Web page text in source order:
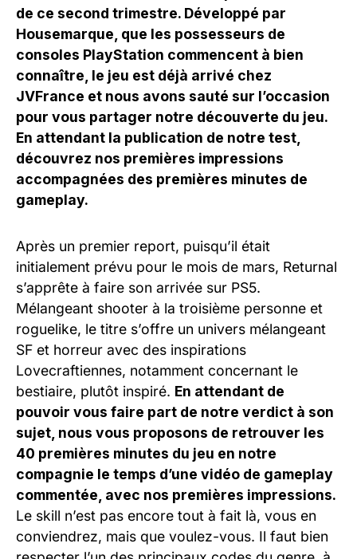
de ce second trimestre. Développé par
Housemarque, que les possesseurs de
consoles PlayStation commencent à bien
connaître, le jeu est déjà arrivé chez
JVFrance et nous avons sauté sur l’occasion
pour vous partager notre découverte du jeu.
En attendant la publication de notre test,
découvrez nos premières impressions
accompagnées des premières minutes de
gameplay.
Après un premier report, puisqu’il était
initialement prévu pour le mois de mars, Returnal
s’apprête à faire son arrivée sur PS5.
Mélangeant shooter à la troisième personne et
roguelike, le titre s’offre un univers mélangeant
SF et horreur avec des inspirations
Lovecraftiennes, notamment concernant le
bestiaire, plutôt inspiré. En attendant de
pouvoir vous faire part de notre verdict à son
sujet, nous vous proposons de retrouver les
40 premières minutes du jeu en notre
compagnie le temps d’une vidéo de gameplay
commentée, avec nos premières impressions.
Le skill n’est pas encore tout à fait là, vous en
conviendrez, mais que voulez-vous. Il faut bien